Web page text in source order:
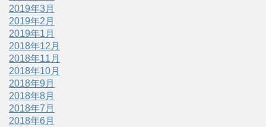
2019年3月
2019年2月
2019年1月
2018年12月
2018年11月
2018年10月
2018年9月
2018年8月
2018年7月
2018年6月